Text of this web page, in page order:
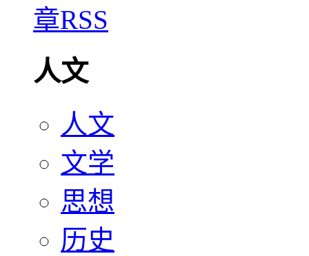
人文
人文
文学
思想
历史